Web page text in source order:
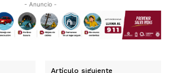
- Anuncio -
Artículo siguiente